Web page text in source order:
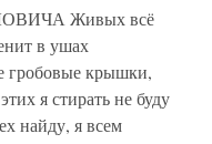
Живых всё
в ушах
гробовые крышки,
я стирать не буду
найду, я всем